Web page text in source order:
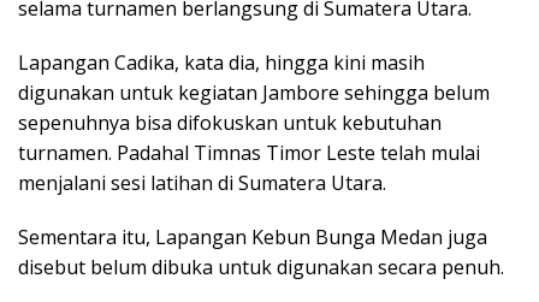
selama turnamen berlangsung di Sumatera Utara.
Lapangan Cadika, kata dia, hingga kini masih
digunakan untuk kegiatan Jambore sehingga belum
sepenuhnya bisa difokuskan untuk kebutuhan
turnamen. Padahal Timnas Timor Leste telah mulai
menjalani sesi latihan di Sumatera Utara.
Sementara itu, Lapangan Kebun Bunga Medan juga
disebut belum dibuka untuk digunakan secara penuh.